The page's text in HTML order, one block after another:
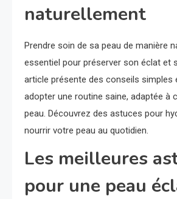
naturellement
Prendre soin de sa peau de manière
essentiel pour préserver son éclat et
article présente des conseils simples
adopter une routine saine, adaptée à
peau. Découvrez des astuces pour
nourrir votre peau au quotidien.
Les meilleures
pour une peau